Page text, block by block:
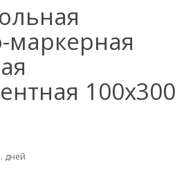
маркерная
100х300
дней